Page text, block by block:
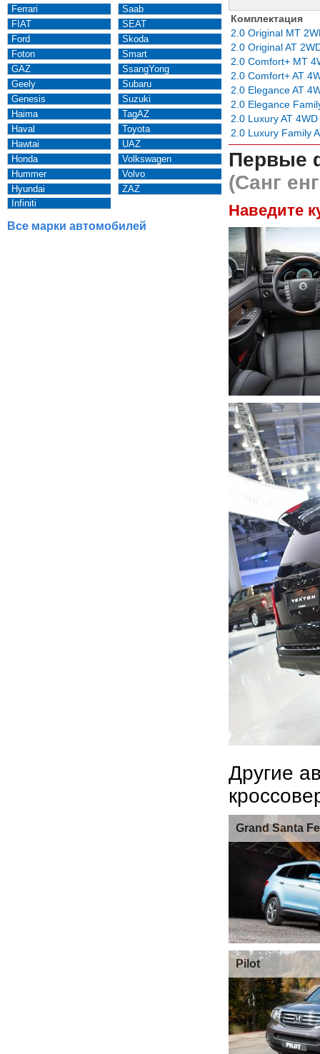
Ferrari
FIAT
Ford
Foton
GAZ
Geely
Genesis
Haima
Haval
Hawtai
Honda
Hummer
Hyundai
Infiniti
Saab
SEAT
Skoda
Smart
SsangYong
Subaru
Suzuki
TagAZ
Toyota
UAZ
Volkswagen
Volvo
ZAZ
Все марки автомобилей
Комплектация
2.0 Original MT
2.0 Original AT
2.0 Comfort+ MT
2.0 Comfort+ AT
2.0 Elegance AT
2.0 Elegance
2.0 Luxury AT 4WD
2.0 Luxury Family
Первые
(Санг
Наведите
Другие
Grand Santa Fe
Pilot